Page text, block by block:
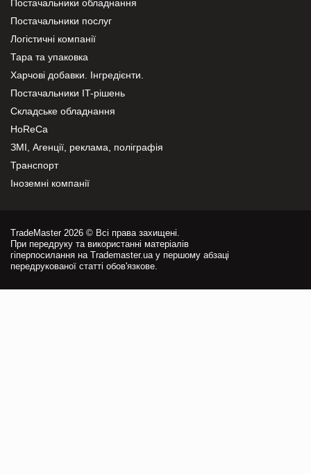
Постачальники обладнання
Постачальники послуг
Логістичні компанії
Тара та упаковка
Харчові добавки. Інгредієнти.
Постачальники IT-рішень
Складське обладнання
HoReCa
ЗМІ, Агенції, реклама, поліграфія
Транспорт
Іноземні компанії
TradeMaster 2026 © Всі права захищені.
При передруку та використанні матеріалів
гіперпосилання на Trademaster.ua у першому абзаці
передрукованої статті обов'язкове.